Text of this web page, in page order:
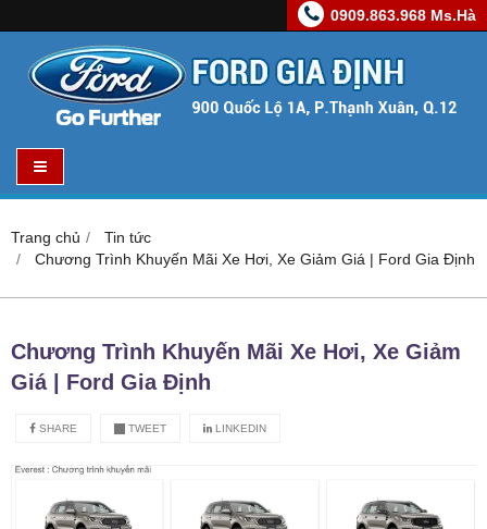
0909.863.968 Ms.Hà
Trang chủ
Tin tức
Chương Trình Khuyến Mãi Xe Hơi, Xe Giảm Giá | Ford Gia Định
Chương Trình Khuyến Mãi Xe Hơi, Xe Giảm
Giá | Ford Gia Định
SHARE TWEET LINKEDIN